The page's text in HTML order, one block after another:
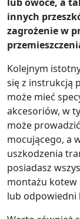
innych
zagrożenie w
Kolejnym
się z instrukcją
może mieć
akcesoriów, w
może
mocującego, a
uszkodzenia
posiadasz
montażu kotew
lub odpowiedni